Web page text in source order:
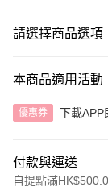
請選擇商品選項
本商品適用活動
優惠券 下載APP
付款與運送
自提點滿